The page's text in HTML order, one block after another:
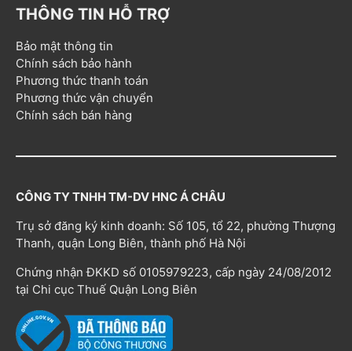
THÔNG TIN HỖ TRỢ
Bảo mật thông tin
Chính sách bảo hành
Phương thức thanh toán
Phương thức vận chuyển
Chính sách bán hàng
CÔNG TY TNHH TM-DV HNC Á CHÂU
Trụ sở đăng ký kinh doanh: Số 105, tổ 22, phường Thượng
Thanh, quận Long Biên, thành phố Hà Nội
Chứng nhận ĐKKD số 0105979223, cấp ngày 24/08/2012
tại Chi cục Thuế Quận Long Biên